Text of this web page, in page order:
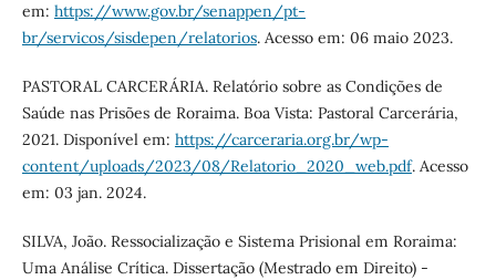
em: https://www.gov.br/senappen/pt-
br/servicos/sisdepen/relatorios. Acesso em: 06 maio 2023.
PASTORAL CARCERÁRIA. Relatório sobre as Condições de
Saúde nas Prisões de Roraima. Boa Vista: Pastoral Carcerária,
2021. Disponível em: https://carceraria.org.br/wp-
content/uploads/2023/08/Relatorio_2020_web.pdf. Acesso
em: 03 jan. 2024.
SILVA, João. Ressocialização e Sistema Prisional em Roraima:
Uma Análise Crítica. Dissertação (Mestrado em Direito) -